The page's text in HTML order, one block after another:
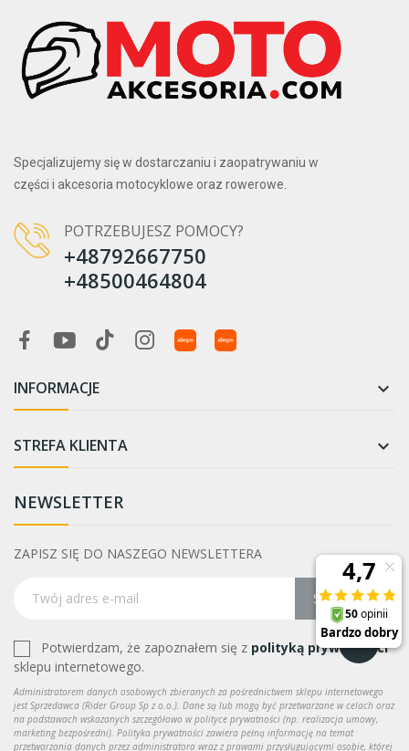
Specjalizujemy się w dostarczaniu i zaopatrywaniu w
części i akcesoria motocyklowe oraz rowerowe.
POTRZEBUJESZ POMOCY?
+48792667750
+48500464804
INFORMACJE 
STREFA KLIENTA 
NEWSLETTER
ZAPISZ SIĘ DO NASZEGO NEWSLETTERA
Subskrybuj
Potwierdzam, że zapoznałem się z polityką prywatności
sklepu internetowego.
Administratorem danych osobowych zbieranych za pośrednictwem sklepu internetowego
jest Sprzedawca (Rider Group Sp z o.o.). Dane są lub mogą być przetwarzane w celach oraz
na podstawach wskazanych szczegółowo w polityce prywatności (np. realizacja umowy,
marketing bezpośredni). Polityka prywatności zawiera pełną informację na temat
przetwarzania danych przez administratora wraz z prawami przysługującymi osobie, której